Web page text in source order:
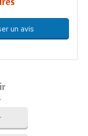
un avis